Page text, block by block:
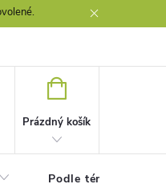
NÁKUPNÍ
Prázdný košík
Podle témat